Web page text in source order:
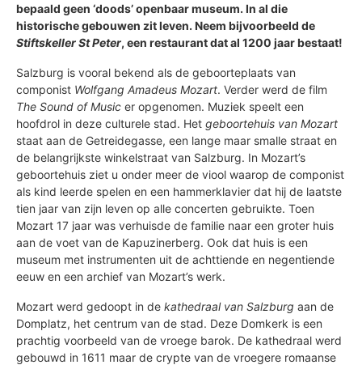
bepaald geen ‘doods’ openbaar museum. In al die
historische gebouwen zit leven. Neem bijvoorbeeld de
Stiftskeller St Peter, een restaurant dat al 1200 jaar bestaat!
Salzburg is vooral bekend als de geboorteplaats van
componist Wolfgang Amadeus Mozart. Verder werd de film
The Sound of Music er opgenomen. Muziek speelt een
hoofdrol in deze culturele stad. Het geboortehuis van Mozart
staat aan de Getreidegasse, een lange maar smalle straat en
de belangrijkste winkelstraat van Salzburg. In Mozart’s
geboortehuis ziet u onder meer de viool waarop de componist
als kind leerde spelen en een hammerklavier dat hij de laatste
tien jaar van zijn leven op alle concerten gebruikte. Toen
Mozart 17 jaar was verhuisde de familie naar een groter huis
aan de voet van de Kapuzinerberg. Ook dat huis is een
museum met instrumenten uit de achttiende en negentiende
eeuw en een archief van Mozart’s werk.
Mozart werd gedoopt in de kathedraal van Salzburg aan de
Domplatz, het centrum van de stad. Deze Domkerk is een
prachtig voorbeeld van de vroege barok. De kathedraal werd
gebouwd in 1611 maar de crypte van de vroegere romaanse